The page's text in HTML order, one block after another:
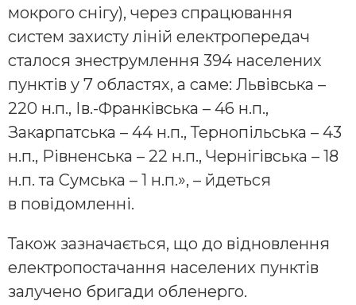
мокрого снігу), через спрацювання
систем захисту ліній електропередач
сталося знеструмлення 394 населених
пунктів у 7 областях, а саме: Львівська –
220 н.п., Ів.-Франківська – 46 н.п.,
Закарпатська – 44 н.п., Тернопільська – 43
н.п., Рівненська – 22 н.п., Чернігівська – 18
н.п. та Сумська – 1 н.п.», – йдеться
в повідомленні.
Також зазначається, що до відновлення
електропостачання населених пунктів
залучено бригади обленерго.